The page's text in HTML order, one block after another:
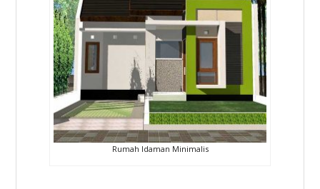
Rumah Idaman Minimalis